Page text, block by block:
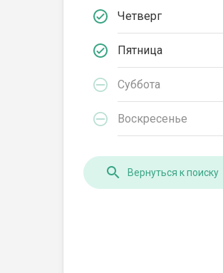
Четверг
Пятница
Суббота
Воскресенье
Вернуться к поиску